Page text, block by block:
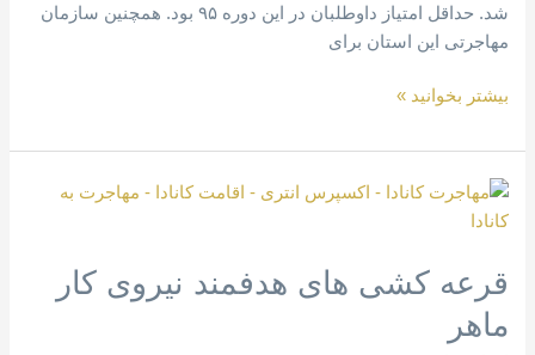
شد. حداقل امتیاز داوطلبان در این دوره ۹۵ بود. همچنین سازمان
مهاجرتی این استان برای
بیشتر بخوانید »
قرعه کشی های هدفمند نیروی کار
ماهر
قرعه
کشی
هدفمند
نیروی
کار